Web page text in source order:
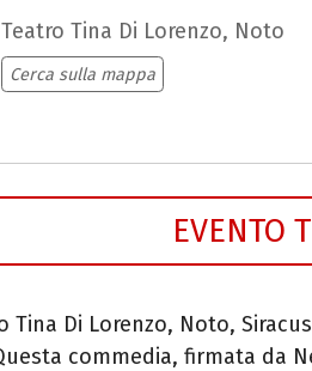
Teatro Tina Di Lorenzo, Noto
Cerca sulla mappa
EVENTO
Tina Di Lorenzo, Noto,
commedia, firmata da